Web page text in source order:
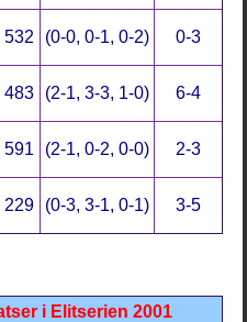
532 (0-0, 0-1, 0-2) 0-3
483 (2-1, 3-3, 1-0) 6-4
591 (2-1, 0-2, 0-0) 2-3
229 (0-3, 3-1, 0-1) 3-5
i Elitserien 2001